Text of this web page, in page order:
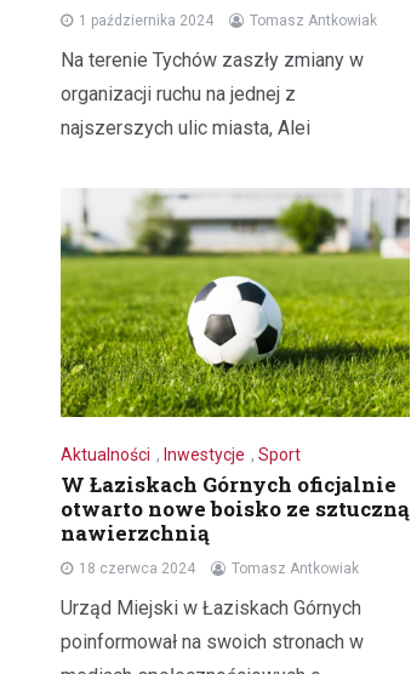
1 października 2024 Tomasz Antkowiak
Na terenie Tychów zaszły zmiany w
organizacji ruchu na jednej z
najszerszych ulic miasta, Alei
Aktualności , Inwestycje , Sport
W Łaziskach Górnych oficjalnie
otwarto nowe boisko ze sztuczną
nawierzchnią
18 czerwca 2024 Tomasz Antkowiak
Urząd Miejski w Łaziskach Górnych
poinformował na swoich stronach w